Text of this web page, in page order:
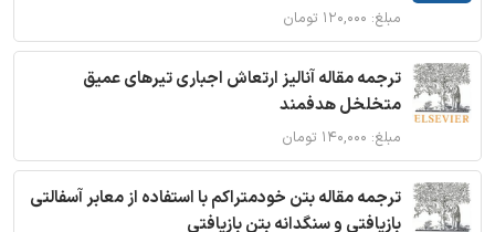
مبلغ: ۱۲۰,۰۰۰ تومان
ترجمه مقاله آنالیز ارتعاش اجباری تیرهای عمیق
متخلخل هدفمند
مبلغ: ۱۴۰,۰۰۰ تومان
ترجمه مقاله بتن خودمتراکم با استفاده از معابر آسفالتی
بازیافتی و سنگدانه بتن بازیافتی